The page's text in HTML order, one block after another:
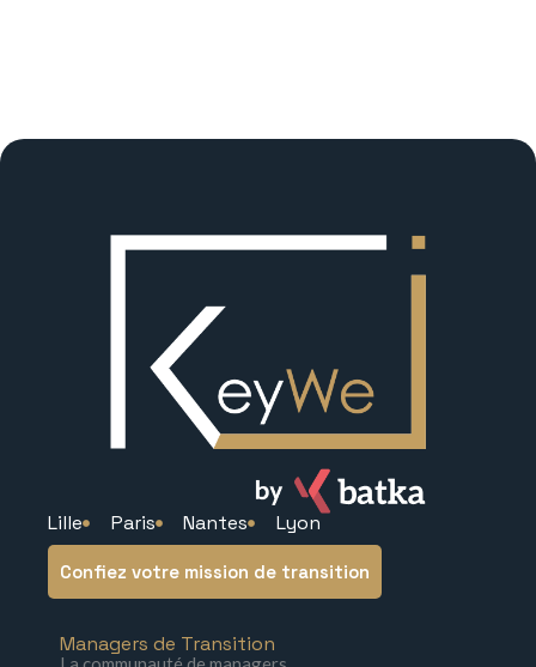
Lille Paris Nantes Lyon
Confiez votre mission de transition
Managers de Transition